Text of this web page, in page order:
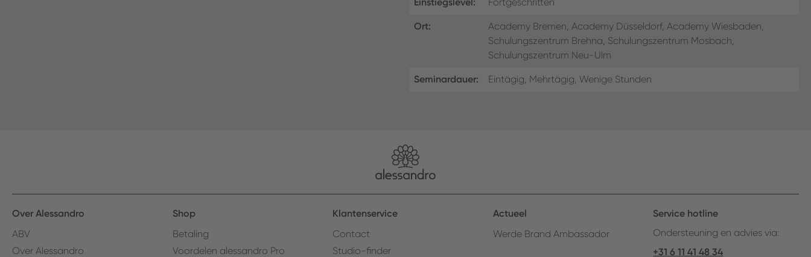
Ort:
Academy Bremen, Academy Düsseldorf, Academy Wiesbaden,
Schulungszentrum Brehna, Schulungszentrum Mosbach,
Schulungszentrum Neu-Ulm
Seminardauer: Eintägig, Mehrtägig, Wenige Stunden
Over Alessandro
ABV
Over Alessandro
Shop
Betaling
Voordelen alessandro Pro
Klantenservice
Contact
Studio-finder
Actueel
Werde Brand Ambassador
Service hotline
Ondersteuning en advies via:
+31 6 11 41 48 34